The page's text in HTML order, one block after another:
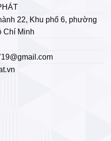
22, Khu phố 6, phường
Chí Minh